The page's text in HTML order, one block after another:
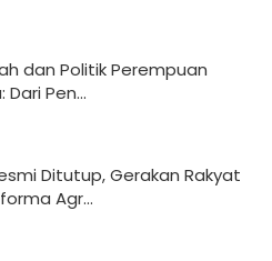
dan Politik Perempuan
Dari Pen...
Ditutup, Gerakan Rakyat
Agr...